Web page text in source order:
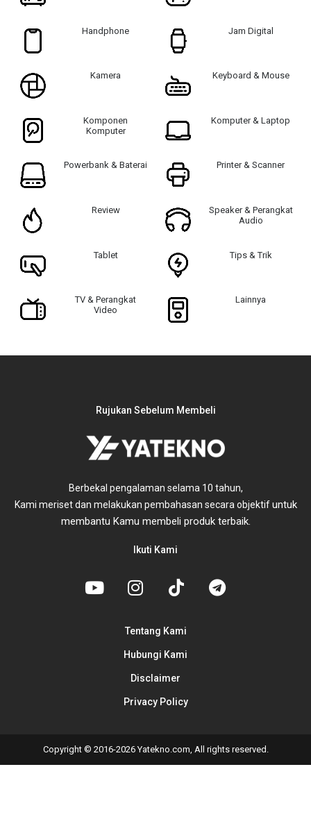
Handphone Jam Digital
Kamera Keyboard & Mouse
Komponen
Komputer
Komputer & Laptop
Powerbank & Baterai Printer & Scanner
Review
Speaker & Perangkat
Audio
Tablet Tips & Trik
TV & Perangkat
Video
Lainnya
Rujukan Sebelum Membeli
Berbekal pengalaman selama 10 tahun,
Kami meriset dan melakukan pembahasan secara objektifuntuk
membantu Kamu membeli produk terbaik.
Ikuti Kami
Tentang Kami
Hubungi Kami
Disclaimer
Privacy Policy
Copyright © 2016-2026 Yatekno.com, All rights reserved.